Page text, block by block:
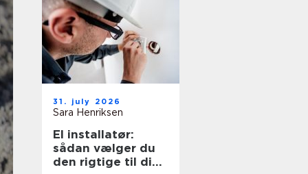
odense sådan
får du klare
31. july 2026
Sara Henriksen
El installatør:
sådan vælger du
den rigtige til dine